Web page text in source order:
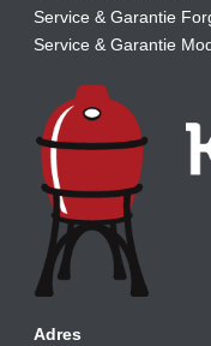
Service & Garantie
Service & Garantie
Adres